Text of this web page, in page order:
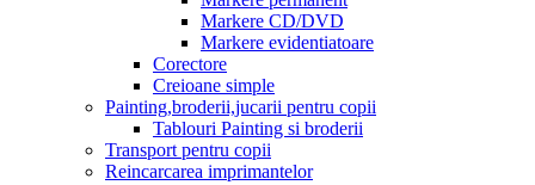
Markere CD/DVD
Markere evidentiatoare
Corectore
Creioane simple
Painting,broderii,jucarii pentru copii
Tablouri Painting si broderii
Transport pentru copii
Reincarcarea imprimantelor